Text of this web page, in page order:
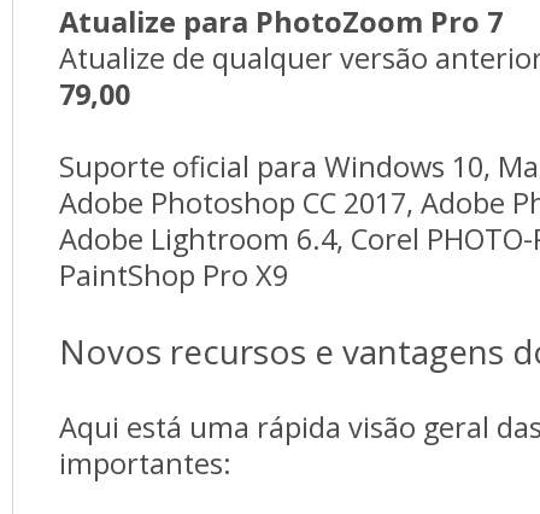
Atualize para PhotoZoom Pro 7
Atualize de qualquer versão
79,00
Suporte oficial para Windows 10,
Adobe Photoshop CC 2017, Adobe
Adobe Lightroom 6.4, Corel PHOTO-
PaintShop Pro X9
Novos recursos e vantagens
Aqui está uma rápida visão geral
importantes: